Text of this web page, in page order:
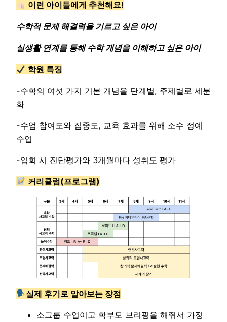
이런 아이들에게 추천해요!
수학적 문제 해결력을 기르고 싶은 아이
실생활 연계를 통해 수학 개념을 이해하고 싶은 아이
학원 특징
-수학의 여섯 가지 기본 개념을 단계별, 주제별로 세분
화
-수업 참여도와 집중도, 교육 효과를 위해 소수 정예
수업
-입회 시 진단평가와 3개월마다 성취도 평가
커리큘럼(프로그램)
실제 후기로 알아보는 장점
소그룹 수업이고 학부모 브리핑을 해줘서 가정